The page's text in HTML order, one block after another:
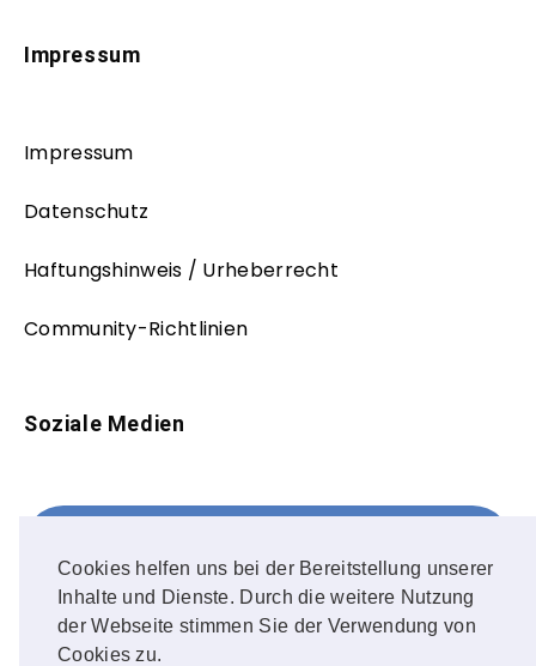
Cookies helfen uns bei der Bereitstellung unserer
Inhalte und Dienste. Durch die weitere Nutzung
der Webseite stimmen Sie der Verwendung von
Cookies zu.
Impressum
Impressum
Datenschutz
Haftungshinweis / Urheberrecht
Community-Richtlinien
Soziale Medien
FOLLOW ME!
Instagram
OUR PHOTOS!